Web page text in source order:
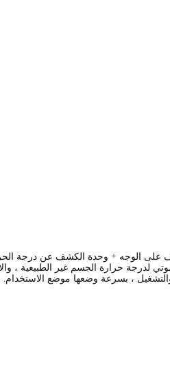
الصوتي لدرجة حرارة الجسم غير
، بسرعة وضعها موضع الاستخدام.